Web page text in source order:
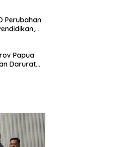
Perubahan
Papua
Darurat